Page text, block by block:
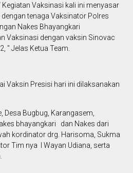
Kegiatan Vaksinasi kali ini menyasar
tenaga Vaksinator Polres
Nakes Bhayangkari
Vaksinasi dengan vaksin Sinovac
" Jelas Ketua Team.
Vaksin Presisi hari ini dilaksanakan
Desa Bugbug, Karangasem,
bhayangkari dan Nakes dari
kordinator drg. Harisoma, Sukma
Tim nya I Wayan Udiana, serta